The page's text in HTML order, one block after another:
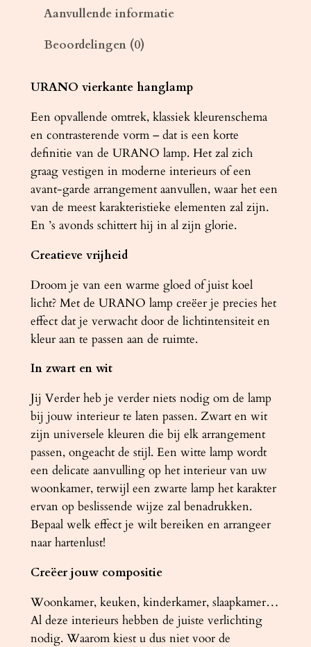
r
R
A
N
O
8
0
w
t
a
a
n
t
l
Aanvullende informatie
Beoordelingen (0)
URANO vierkante hanglamp
Een opvallende omtrek, klassiek kleurenschema
en contrasterende vorm – dat is een korte
definitie van de URANO lamp. Het zal zich
graag vestigen in moderne interieurs of een
avant-garde arrangement aanvullen, waar het een
van de meest karakteristieke elementen zal zijn.
En ’s avonds schittert hij in al zijn glorie.
Creatieve vrijheid
Droom je van een warme gloed of juist koel
licht? Met de URANO lamp creëer je precies het
effect dat je verwacht door de lichtintensiteit en
kleur aan te passen aan de ruimte.
In zwart en wit
Jij Verder heb je verder niets nodig om de lamp
bij jouw interieur te laten passen. Zwart en wit
zijn universele kleuren die bij elk arrangement
passen, ongeacht de stijl. Een witte lamp wordt
een delicate aanvulling op het interieur van uw
woonkamer, terwijl een zwarte lamp het karakter
ervan op beslissende wijze zal benadrukken.
Bepaal welk effect je wilt bereiken en arrangeer
naar hartenlust!
Creëer jouw compositie
Woonkamer, keuken, kinderkamer, slaapkamer…
Al deze interieurs hebben de juiste verlichting
nodig. Waarom kiest u dus niet voor de